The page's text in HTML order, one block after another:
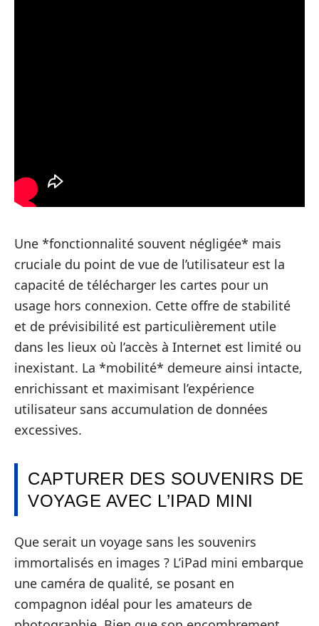
Une *fonctionnalité souvent négligée* mais
cruciale du point de vue de l’utilisateur est la
capacité de télécharger les cartes pour un
usage hors connexion. Cette offre de stabilité
et de prévisibilité est particulièrement utile
dans les lieux où l’accès à Internet est limité ou
inexistant. La *mobilité* demeure ainsi intacte,
enrichissant et maximisant l’expérience
utilisateur sans accumulation de données
excessives.
CAPTURER DES SOUVENIRS DE
VOYAGE AVEC L’IPAD MINI
Que serait un voyage sans les souvenirs
immortalisés en images ? L’iPad mini embarque
une caméra de qualité, se posant en
compagnon idéal pour les amateurs de